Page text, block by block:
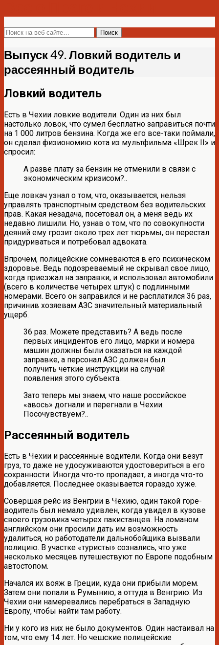
Выпуск 49. Ловкий водитель и
рассеянный водитель
Ловкий водитель
Есть в Чехии ловкие водители. Один из них был
настолько ловок, что сумел бесплатно заправиться почти
на 1 000 литров бензина. Когда же его все-таки поймали,
он сделал физиономию кота из мультфильма «Шрек II» и
спросил:
А разве плату за бензин не отменили в связи с
экономическим кризисом?..
Еще ловкач узнал о том, что, оказывается, нельзя
управлять транспортным средством без водительских
прав. Какая незадача, посетовал он, а меня ведь их
недавно лишили. Но, узнав о том, что по совокупности
деяний ему грозит около трех лет тюрьмы, он перестал
придуриваться и потребовал адвоката.
Впрочем, полицейские сомневаются в его психическом
здоровье. Ведь подозреваемый не скрывал свое лицо,
когда приезжал на заправки, и использовал автомобили
(всего в количестве четырех штук) с подлинными
номерами. Всего он заправился и не расплатился 36 раз,
причинив хозяевам АЗС значительный материальный
ущерб.
36 раз. Можете представить? А ведь после
первых инцидентов его лицо, марки и номера
машин должны были оказаться на каждой
заправке, а персонал АЗС должен был
получить четкие инструкции на случай
появления этого субъекта.
Зато теперь мы знаем, что наше российское
«авось» догнали и перегнали в Чехии.
Посочувствуем?..
Рассеянный водитель
Есть в Чехии и рассеянные водители. Когда они везут
груз, то даже не удосуживаются удостовериться в его
сохранности. Иногда что-то пропадает, а иногда что-то
добавляется. Последнее оказывается гораздо хуже.
Совершая рейс из Венгрии в Чехию, один такой горе-
водитель был немало удивлен, когда увидел в кузове
своего грузовика четырех пакистанцев. На ломаном
английском они просили дать им возможность
удалиться, но работодатели дальнобойщика вызвали
полицию. В участке «туристы» сознались, что уже
несколько месяцев путешествуют по Европе подобным
автостопом.
Начался их вояж в Греции, куда они прибыли морем.
Затем они попали в Румынию, а оттуда в Венгрию. Из
Чехии они намеревались перебраться в Западную
Европу, чтобы найти там работу.
Ни у кого из них не было документов. Один настаивал на
том, что ему 14 лет. Но чешские полицейские